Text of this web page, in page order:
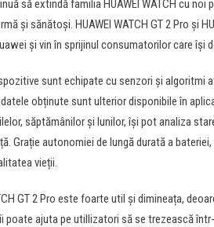
să extindă familia HUAWEI WATCH cu
și sănătoși. HUAWEI WATCH GT 2 Pro și
și vin în sprijinul consumatorilor care își
sunt echipate cu senzori și algoritmi
obținute sunt ulterior disponibile în
săptămânilor și lunilor, își pot analiza
Grație autonomiei de lungă durată a
vieții.
GT 2 Pro este foarte util și dimineața,
poate ajuta pe utillizatori să se trezească